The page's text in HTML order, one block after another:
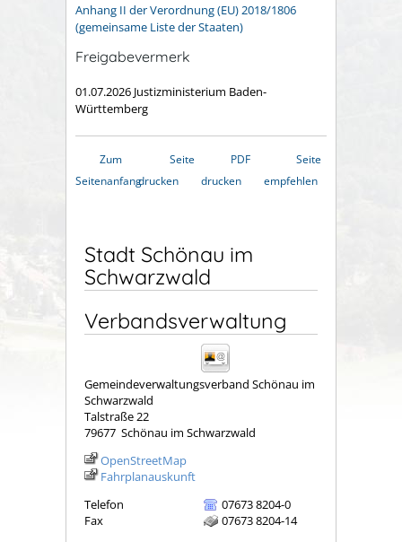
Anhang II der Verordnung (EU) 2018/1806
(gemeinsame Liste der Staaten)
Freigabevermerk
01.07.2026 Justizministerium Baden-
Württemberg
Zum
Seitenanfang
Seite
drucken
PDF
drucken
Seite
empfehlen
Stadt Schönau im
Schwarzwald
Verbandsverwaltung
Gemeindeverwaltungsverband Schönau im
Schwarzwald
Talstraße 22
79677 Schönau im Schwarzwald
OpenStreetMap
Fahrplanauskunft
Telefon
07673 8204-0
Fax
07673 8204-14